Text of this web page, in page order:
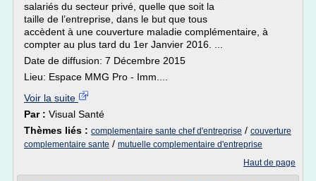
salariés du secteur privé, quelle que soit la
taille de l’entreprise, dans le but que tous
accèdent à une couverture maladie complémentaire, à
compter au plus tard du 1er Janvier 2016. ...
Date de diffusion: 7 Décembre 2015
Lieu: Espace MMG Pro - Imm....
Voir la suite
Par : Visual Santé
Thèmes liés : complementaire sante chef d'entreprise / couverture
complementaire sante / mutuelle complementaire d'entreprise
Haut de page